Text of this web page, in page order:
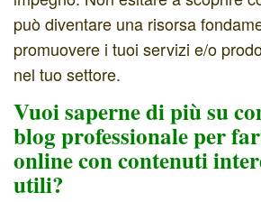
può diventare una risorsa
promuovere i tuoi servizi e/o
nel tuo settore.
Vuoi saperne di più su
blog professionale per
online con contenuti
utili?